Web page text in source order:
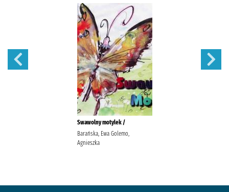
Swawolny motylek /
Barańska, Ewa Golemo,
Agnieszka